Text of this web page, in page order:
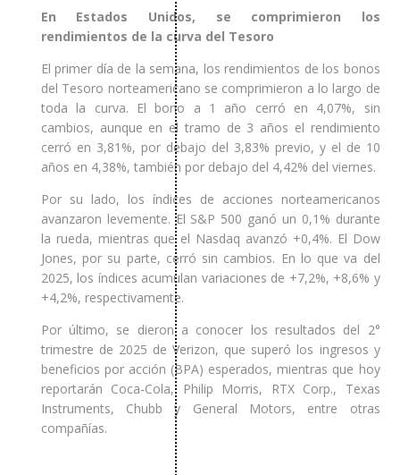
En Estados Unidos, se comprimieron los
rendimientos de la curva del Tesoro
El primer día de la semana, los rendimientos de los bonos
del Tesoro norteamericano se comprimieron a lo largo de
toda la curva. El bono a 1 año cerró en 4,07%, sin
cambios, aunque en el tramo de 3 años el rendimiento
cerró en 3,81%, por debajo del 3,83% previo, y el de 10
años en 4,38%, también por debajo del 4,42% del viernes.
Por su lado, los índices de acciones norteamericanos
avanzaron levemente. El S&P 500 ganó un 0,1% durante
la rueda, mientras que el Nasdaq avanzó +0,4%. El Dow
Jones, por su parte, cerró sin cambios. En lo que va del
2025, los índices acumulan variaciones de +7,2%, +8,6% y
+4,2%, respectivamente.
Por último, se dieron a conocer los resultados del 2°
trimestre de 2025 de Verizon, que superó los ingresos y
beneficios por acción (BPA) esperados, mientras que hoy
reportarán Coca-Cola, Philip Morris, RTX Corp., Texas
Instruments, Chubb y General Motors, entre otras
compañías.